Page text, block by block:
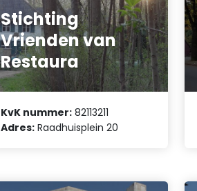
Stichting
Vrienden van
Restaura
KvK nummer: 82113211
Adres: Raadhuisplein 20